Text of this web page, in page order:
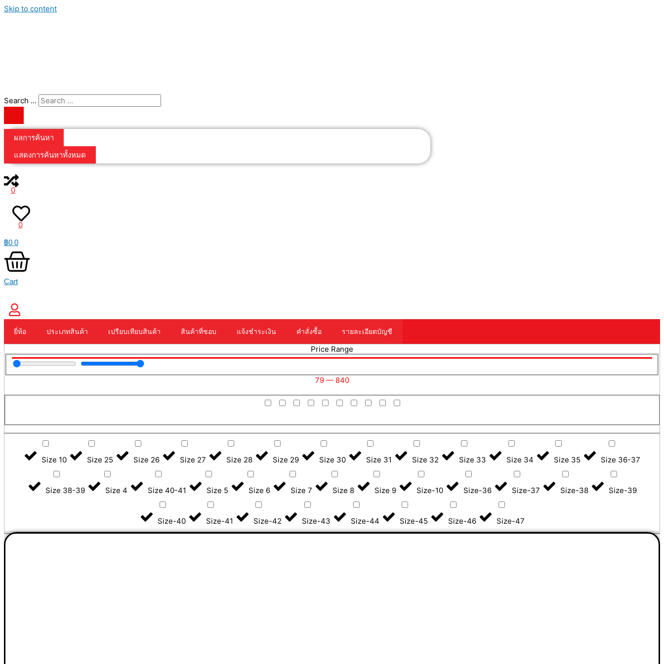
Skip to content
Search ...
ผลการค้นหา
แสดงการค้นหาทั้งหมด
0
0
฿0 0
Cart
ยี่ห้อ ประเภทสินค้า เปรียบเทียบสินค้า สินค้าที่ชอบ แจ้งชำระเงิน คำสั่งซื้อ รายละเอียดบัญชี
Price Range
79 — 840
Size 10 Size 25 Size 26 Size 27 Size 28 Size 29 Size 30 Size 31 Size 32 Size 33 Size 34 Size 35 Size 36-37
Size 38-39 Size 4 Size 40-41 Size 5 Size 6 Size 7 Size 8 Size 9 Size-10 Size-36 Size-37 Size-38 Size-39
Size-40 Size-41 Size-42 Size-43 Size-44 Size-45 Size-46 Size-47